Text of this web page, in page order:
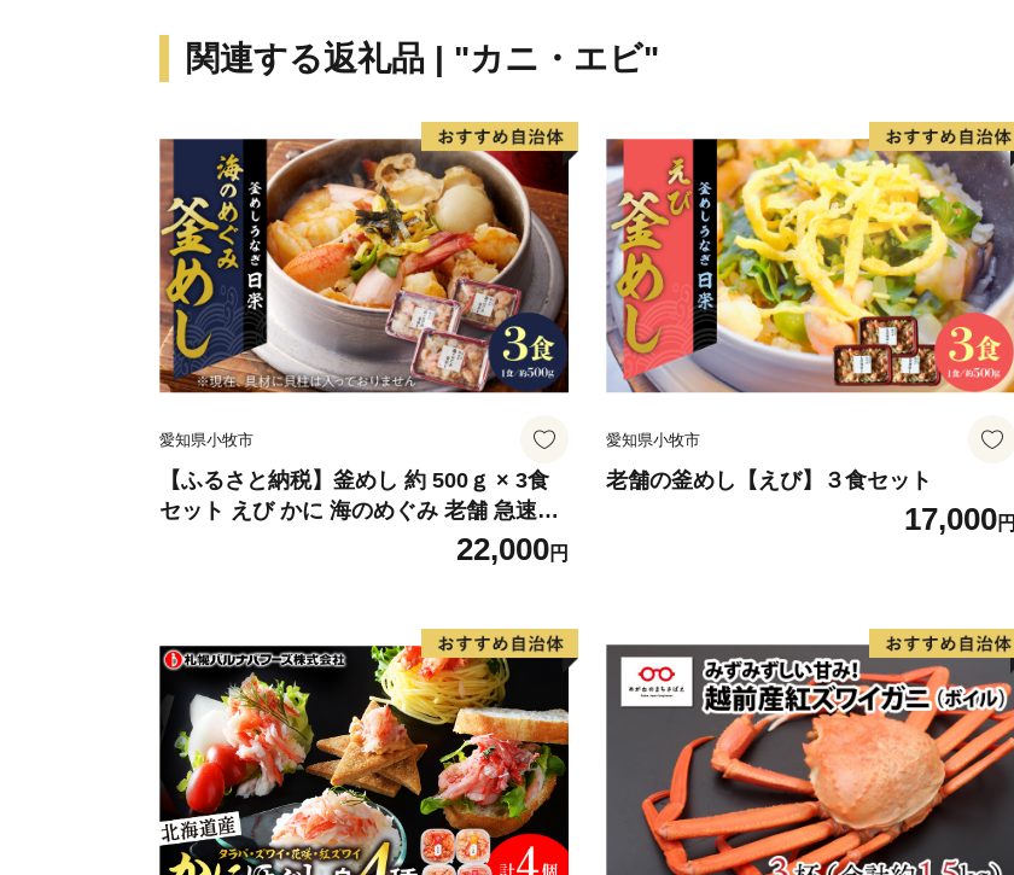
関連する返礼品 | "カニ・エビ"
愛知県小牧市
【ふるさと納税】釜めし 約 500ｇ × 3食
セット えび かに 海のめぐみ 老舗 急速冷
凍 レンチン 時短 簡単調理 食品 加工品 ご
飯 お弁当 おにぎり お茶漬け お取り寄せ
22,000円
愛知県小牧市
老舗の釜めし【えび】３食セット
17,000円